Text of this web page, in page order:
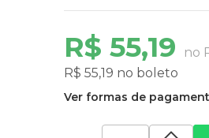
R$ 55,19
no
R$ 55,19 no boleto
Ver formas de